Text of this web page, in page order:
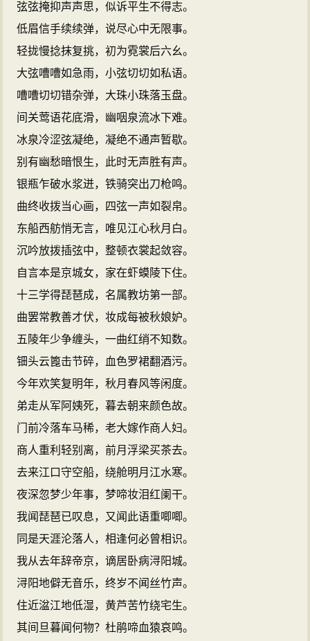
弦弦掩抑声声思，似诉平生不得志。
低眉信手续续弹，说尽心中无限事。
轻拢慢捻抹复挑，初为霓裳后六幺。
大弦嘈嘈如急雨，小弦切切如私语。
嘈嘈切切错杂弹，大珠小珠落玉盘。
间关莺语花底滑，幽咽泉流冰下难。
冰泉冷涩弦凝绝，凝绝不通声暂歇。
别有幽愁暗恨生，此时无声胜有声。
银瓶乍破水浆迸，铁骑突出刀枪鸣。
曲终收拨当心画，四弦一声如裂帛。
东船西舫悄无言，唯见江心秋月白。
沉吟放拨插弦中，整顿衣裳起敛容。
自言本是京城女，家在虾蟆陵下住。
十三学得琵琶成，名属教坊第一部。
曲罢常教善才伏，妆成每被秋娘妒。
五陵年少争缠头，一曲红绡不知数。
钿头云篦击节碎，血色罗裙翻酒污。
今年欢笑复明年，秋月春风等闲度。
弟走从军阿姨死，暮去朝来颜色故。
门前冷落车马稀，老大嫁作商人妇。
商人重利轻别离，前月浮梁买茶去。
去来江口守空船，绕舱明月江水寒。
夜深忽梦少年事，梦啼妆泪红阑干。
我闻琵琶已叹息，又闻此语重唧唧。
同是天涯沦落人，相逢何必曾相识。
我从去年辞帝京，谪居卧病浔阳城。
浔阳地僻无音乐，终岁不闻丝竹声。
住近湓江地低湿，黄芦苦竹绕宅生。
其间旦暮闻何物？杜鹃啼血猿哀鸣。